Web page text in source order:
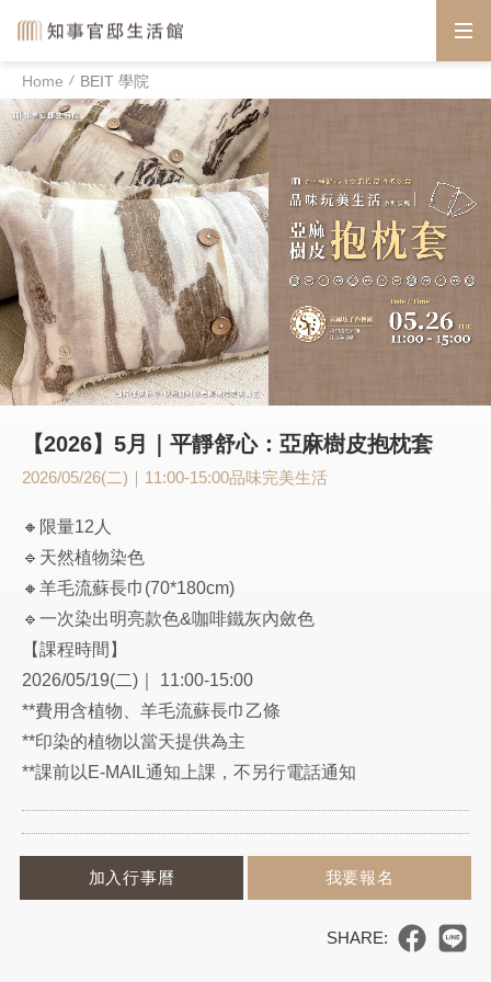
Home BEIT 學院
【2026】5月｜平靜舒心：亞麻樹皮抱枕套
2026/05/26(二)｜11:00-15:00品味完美生活
🔸限量12人
🔹天然植物染色
🔸羊毛流蘇長巾(70*180cm)
🔹一次染出明亮款色&咖啡鐵灰內斂色
【課程時間】
2026/05/19(二)｜ 11:00-15:00
**費用含植物、羊毛流蘇長巾乙條
**印染的植物以當天提供為主
**課前以E-MAIL通知上課，不另行電話通知
加入行事曆 我要報名